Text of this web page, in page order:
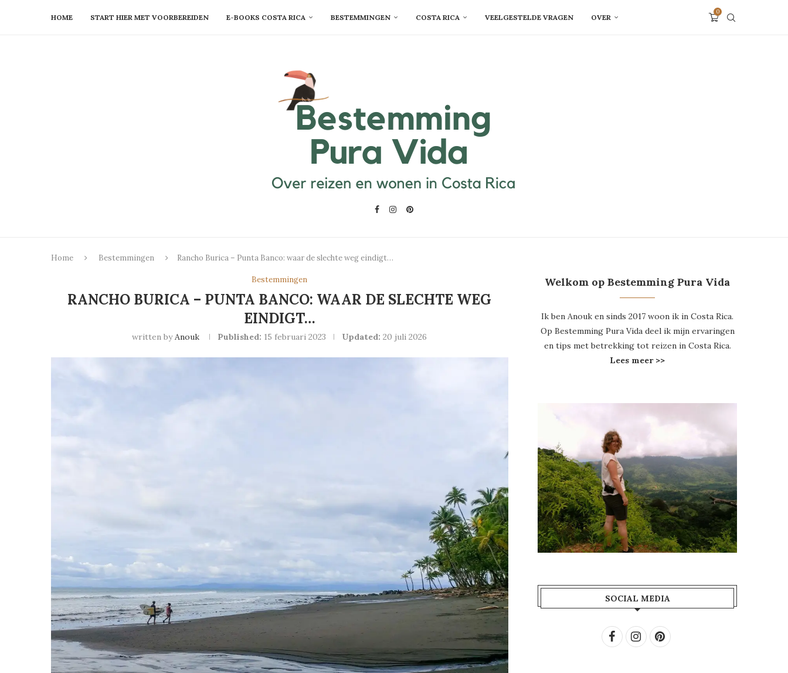
HOME START HIER MET VOORBEREIDEN E-BOOKS COSTA RICA BESTEMMINGEN COSTA RICA VEELGESTELDE VRAGEN OVER
0
Home Bestemmingen Rancho Burica – Punta Banco: waar de slechte weg eindigt…
Bestemmingen
RANCHO BURICA – PUNTA BANCO: WAAR DE SLECHTE WEG
EINDIGT…
written byAnouk Published: 15 februari 2023 Updated: 20 juli 2026
Welkom op Bestemming Pura Vida
Ik ben Anouk en sinds 2017 woon ik in Costa Rica.
Op Bestemming Pura Vida deel ik mijn ervaringen
en tips met betrekking tot reizen in Costa Rica.
Lees meer >>
SOCIAL MEDIA